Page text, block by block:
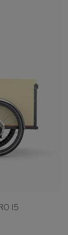
I5